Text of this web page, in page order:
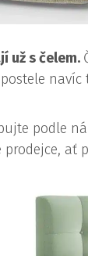
už s čelem.
podle
ať